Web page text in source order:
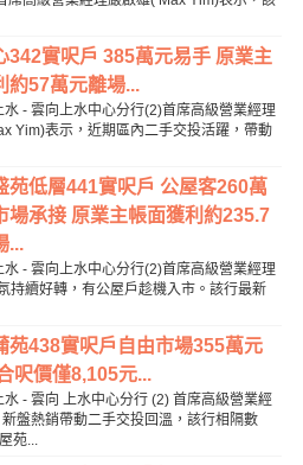
342實呎戶 385萬元易手 原業主
約57萬元離場...
水 - 雲向上水中心分行(2)首席高級營業經理
Yim)表示，近期區內二手交投活躍，帶動
苑低層441實呎戶 公屋客260萬
場承接 原業主帳面獲利約235.7
...
水 - 雲向上水中心分行(2)首席高級營業經理
持續好轉，有公屋戶趁機入市。該行最新
苑438實呎戶自由市場355萬元
呎價僅8,105元...
水 - 雲向 上水中心分行 (2) 首席高級營業經
盤熱銷帶動二手交投回溫，該行相隔數
苑...